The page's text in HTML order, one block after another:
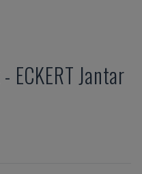
- ECKERTJantar